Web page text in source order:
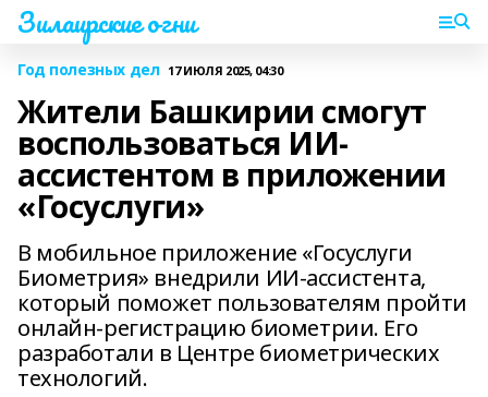
Зилаирские огни
Год полезных дел 17 ИЮЛЯ 2025, 04:30
Жители Башкирии смогут
воспользоваться ИИ-
ассистентом в приложении
«Госуслуги»
В мобильное приложение «Госуслуги
Биометрия» внедрили ИИ-ассистента,
который поможет пользователям пройти
онлайн-регистрацию биометрии. Его
разработали в Центре биометрических
технологий.